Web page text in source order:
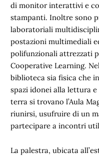
di monitor interattivi e
stampanti. Inoltre sono
laboratoriali
postazioni multimediali
polifunzionali attrezzati
Cooperative Learning.
biblioteca sia fisica che
spazi idonei alla lettura
terra si trovano l’Aula
riunirsi, usufruire di un
partecipare a incontri
La palestra, ubicata